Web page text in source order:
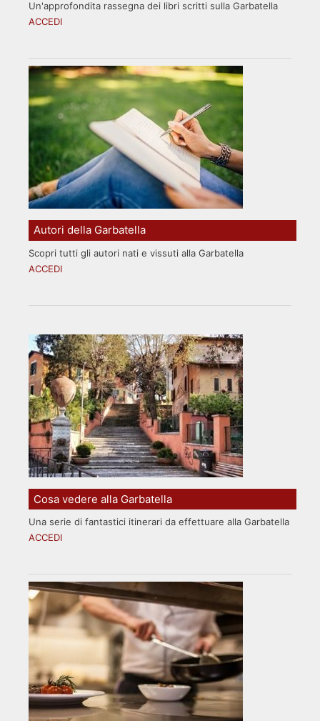
Un'approfondita rassegna dei libri scritti sulla Garbatella
ACCEDI
Autori della Garbatella
Scopri tutti gli autori nati e vissuti alla Garbatella
ACCEDI
Cosa vedere alla Garbatella
Una serie di fantastici itinerari da effettuare alla Garbatella
ACCEDI